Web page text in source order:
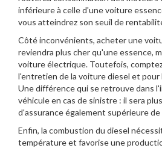
inférieure à celle d'une voiture
vous atteindrez son seuil de
Côté inconvénients, acheter une
reviendra plus cher qu'une essence,
voiture électrique. Toutefois,
l'entretien de la voiture diesel et pour
Une différence qui se retrouve dans
véhicule en cas de sinistre : il sera
d'assurance également supérieure de
Enfin, la combustion du diesel
température et favorise une